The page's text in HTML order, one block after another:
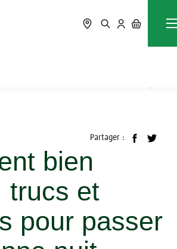
et astuces pour passer une
Partager :
bien
trucs et
pour passer